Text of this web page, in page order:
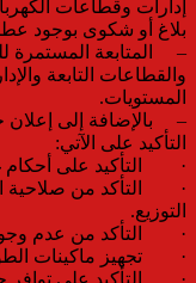
إدارات وقطاعات
بلاغ أو شكوى بوجود
– المتابعة المستمرة
والقطاعات التابعة
المستويات.
– بالإضافة إلى إعلان
التأكيد على الآتي:
· التأكيد على أحكام
· التأكد من صلاحية
التوزيع.
· التأكد من عدم
· تجهيز ماكينات
· التأكيد على توافر